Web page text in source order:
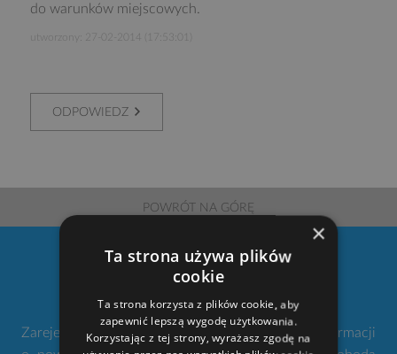
do warunków miejscowych.
utworzony: 27-02-2014 (17:53:01)
ODPOWIEDZ
POWRÓT NA GÓRĘ
100
Zarejestruj się w naszym serwisie. Nie przegap informacji
×
Ta strona używa plików
cookie
Ta strona korzysta z plików cookie, aby
zapewnić lepszą wygodę użytkowania.
Korzystając z tej strony, wyrażasz zgodę na